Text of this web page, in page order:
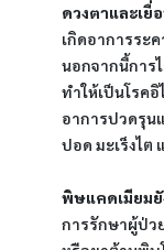
ดวงตาและเยื่
เกิดอาการระ
นอกจากนี้การ
ทำให้เป็นโรค
อาการปวดรุน
ปอด มะเร็งไต
พิษแคดเมียมยั
การรักษาผู้ป่ว